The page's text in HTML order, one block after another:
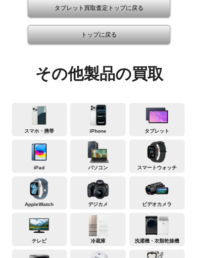
タブレット買取査定トップに戻る
トップに戻る
その他製品の買取
スマホ・携帯 iPhone タブレット
iPad パソコン スマートウォッチ
AppleWatch デジカメ ビデオカメラ
テレビ 冷蔵庫 洗濯機・衣類乾燥機